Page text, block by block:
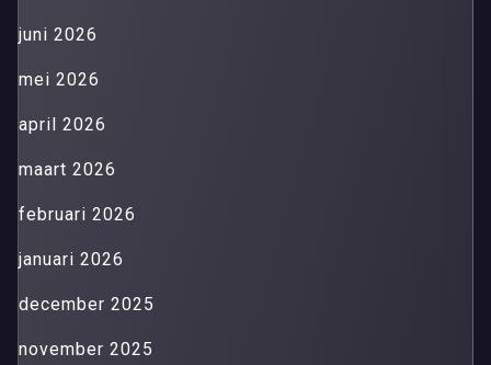
juni 2026
mei 2026
april 2026
maart 2026
februari 2026
januari 2026
december 2025
november 2025